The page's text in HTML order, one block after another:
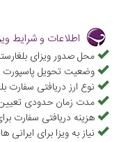
اداری کاهش یابد. ما با
می‌کنیم و درباره شرایط
آن، ما در این صفحه
اختیارتان قرار داده‌ایم
بیابید. در این صفحه کلیه
سفارت بلغارستان ، فرم
اطلاعات و شرایط
محل صدور ویزای
وضعیت تحویل پاسپورت
نوع ارز دریافتی سفارت
مدت زمان حدودی
هزینه دریافتی سفارت
نیاز به ویزا برای ایرانی